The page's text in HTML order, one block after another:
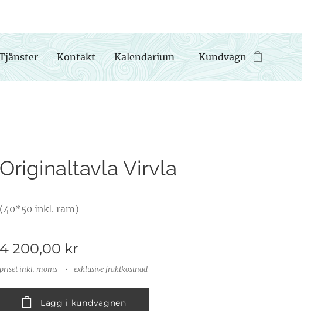
Kontakt Kalendarium Kundvagn
Originaltavla Virvla
(40*50 inkl. ram)
4 200,00 kr
priset inkl. moms exklusive fraktkostnad
Lägg i kundvagnen